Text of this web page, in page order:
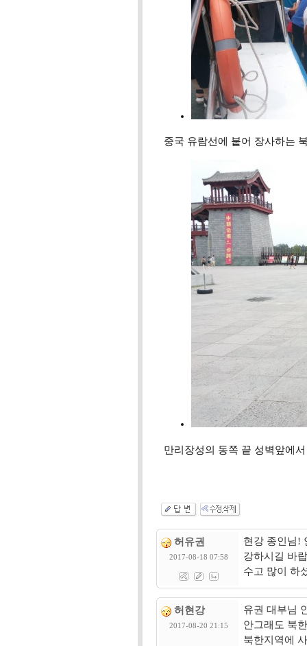
중국 유람선에 붙어 장사하는
만리장성의 동쪽 끝 성벽앞에서
허유권
2017-08-18 07:58
현강 종인님!
강하시길 바
수고 많이 하
허현강
2017-08-20 21:15
유권 대부님
안그래도 북
북한지역에